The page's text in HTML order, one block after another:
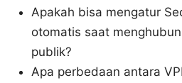
Apakah bisa mengatur
otomatis saat
publik?
Apa perbedaan antara